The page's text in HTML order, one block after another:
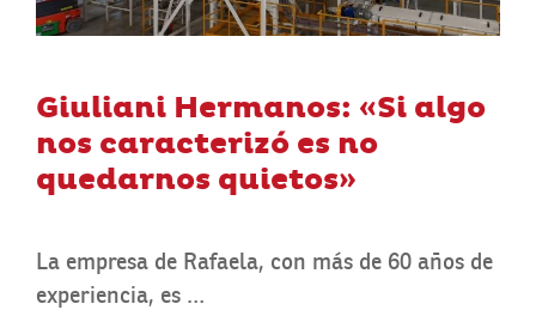
Giuliani Hermanos: «Si algo
nos caracterizó es no
quedarnos quietos»
La empresa de Rafaela, con más de 60 años de
experiencia, es …